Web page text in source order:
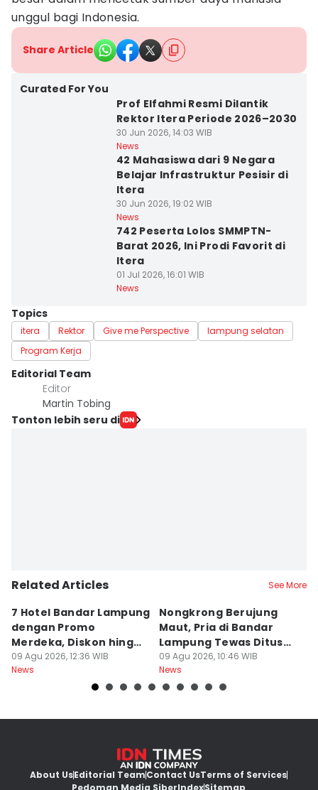
unggul bagi Indonesia.
Share Article
Curated For You
Prof Elfahmi Resmi Dilantik
Rektor Itera Periode 2026–2030
30 Jun 2026, 14:03 WIB
News
42 Mahasiswa dari 9 Negara
Belajar Infrastruktur Pesisir di
Itera
30 Jun 2026, 19:02 WIB
News
742 Peserta Lolos SMMPTN-
Barat 2026, Ini Prodi Favorit di
Itera
01 Jul 2026, 16:01 WIB
News
Topics
itera Rektor Give me Perspective
lampung selatan
Program Kerja
Editorial Team
Editor
Martin Tobing
Tonton lebih seru di
Related Articles See More
7 Hotel Bandar Lampung
dengan Promo
Merdeka, Diskon hingga
50 Persen
09 Agu 2026, 12:36 WIB
News
Nongkrong Berujung
Maut, Pria di Bandar
Lampung Tewas Ditusuk
Teman
09 Agu 2026, 10:46 WIB
News
About UsEditorial TeamContact UsTerms of Services
Pedoman Media SiberIndexSitemap